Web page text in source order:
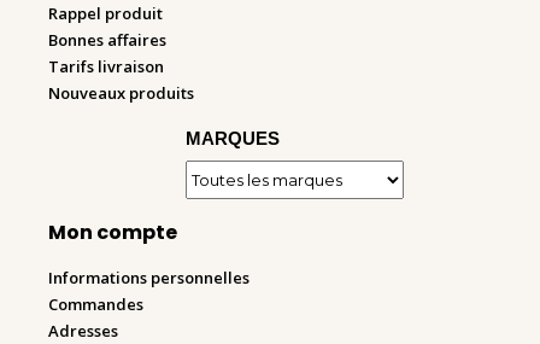
Rappel produit
Bonnes affaires
Tarifs livraison
Nouveaux produits
MARQUES
Mon compte
Informations personnelles
Commandes
Adresses